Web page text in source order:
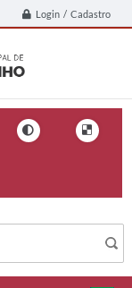
Login / Cadastro